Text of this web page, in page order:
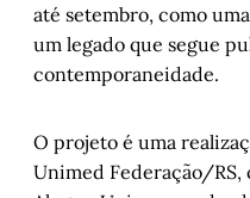
até setembro, como
um legado que segue
contemporaneidade.
O projeto é uma
Unimed Federação/